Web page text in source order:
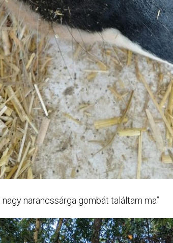
nagy narancssárga gombát találtam ma”